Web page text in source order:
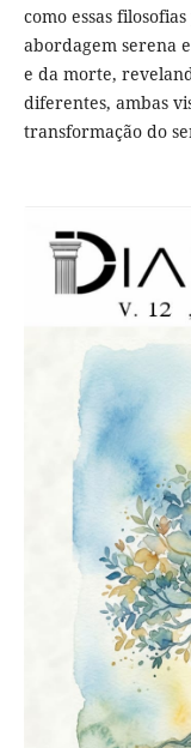
como essas
abordagem serena
e da morte,
diferentes, ambas
transformação do